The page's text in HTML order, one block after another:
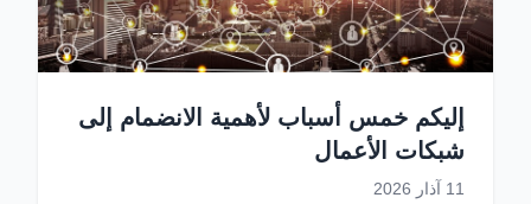
إليكم خمس أسباب لأهمية الانضمام إلى
شبكات الأعمال
11 آذار 2026